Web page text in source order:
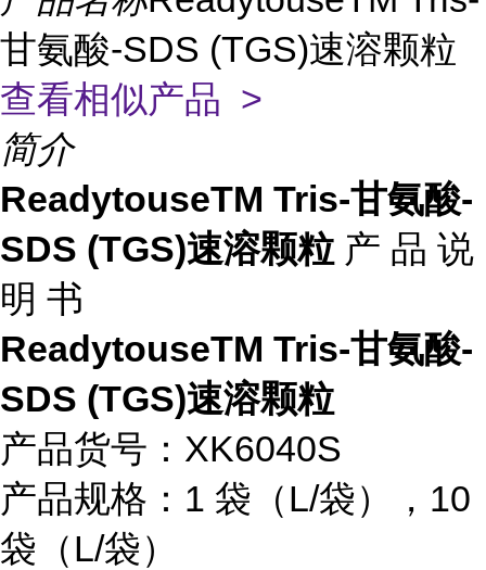
甘氨酸-SDS (TGS)速溶颗粒
查看相似产品 >
简介
ReadytouseTM Tris-甘氨酸-
SDS (TGS)速溶颗粒 产 品 说
明 书
ReadytouseTM Tris-甘氨酸-
SDS (TGS)速溶颗粒
产品货号：XK6040S
产品规格：1 袋（L/袋），10
袋（L/袋）